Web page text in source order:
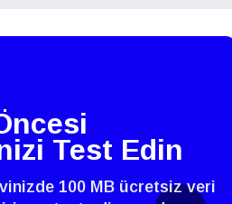
Test Edin
100 MB ücretsiz veri